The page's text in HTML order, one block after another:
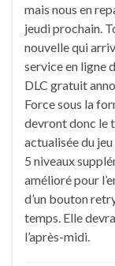
mais nous en
jeudi prochain.
nouvelle qui
service en ligne
DLC gratuit
Force sous la
devront donc le
actualisée du
5 niveaux
amélioré pour
d’un bouton
temps. Elle
l’après-midi.